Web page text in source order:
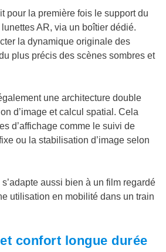
pour la première fois le support du
AR, via un boîtier dédié.
la dynamique originale des
plus précis des scènes sombres et
une architecture double
d’image et calcul spatial. Cela
d’affichage comme le suivi de
ou la stabilisation d’image selon
aussi bien à un film regardé
utilisation en mobilité dans un train
confort longue durée